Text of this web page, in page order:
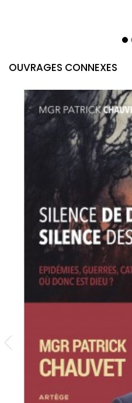
OUVRAGES CONNEXES